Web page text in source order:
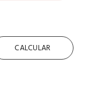
CALCULAR